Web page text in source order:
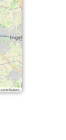
contributors